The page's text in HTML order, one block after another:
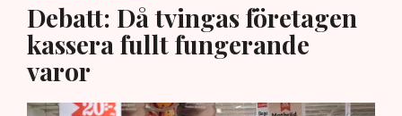
Debatt: Då tvingas företagen
kassera fullt fungerande
varor